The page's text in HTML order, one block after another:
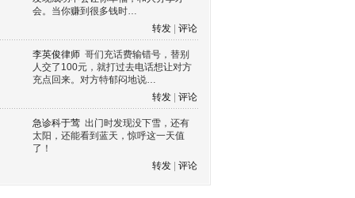
会。当你赚到很多钱时…
转发
评论
李英俊律师 哥们充话费输错号，替别
人交了100元，就打过去电话想让对方
充点回来。对方特郁闷地说…
转发
评论
急诊科于莺 出门时发现没下雪，还有
太阳，还能看到蓝天，惊呼这一天值
了！
转发
评论